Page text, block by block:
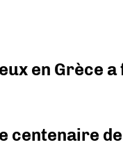
en Grèce
centenaire